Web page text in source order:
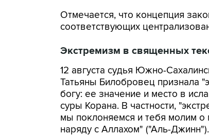
Отмечается, что концепция
соответствующих
Экстремизм в священных
12 августа судья Южно-
Татьяны Билобровец признала
богу: ее значение и место в
суры Корана. В частности,
мы поклоняемся и тебя молим
наряду с Аллахом" ("Аль-Джинн").